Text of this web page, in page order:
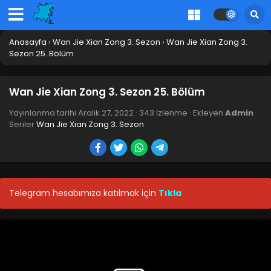
Anasayfa › Wan Jie Xian Zong 3. Sezon › Wan Jie Xian Zong 3.
Sezon 25. Bölüm
Wan Jie Xian Zong 3. Sezon 25. Bölüm
Yayınlanma tarihi Aralık 27, 2022 · 343 İzlenme · Ekleyen Admin ·
SerilerWan Jie Xian Zong 3. Sezon
Telegram hesabımıza katılmak için Tıkla
Wan Jie Xian Zong 3. Sezon 38. Bölüm
Blm 38 - Aralık 27, 2022
Blm 37 - Aralık 27, 2022
Wan Jie Xian Zong 3. Sezon 36. Bölüm
Blm 36 - Aralık 27, 2022
Wan Jie Xian Zong 3. Sezon 35. Bölüm
Blm 35 - Aralık 27, 2022